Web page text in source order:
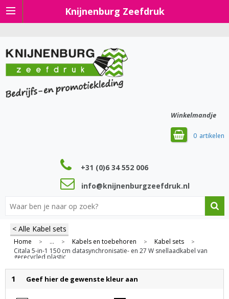
Knijnenburg Zeefdruk
Winkelmandje
0
+31 (0)6 34 552 006
info@knijnenburgzeefdruk.nl
< Alle Kabel sets
Home > ... > Kabels en toebehoren > Kabel sets >
Citala 5-in-1 150 cm datasynchronisatie- en 27 W snellaadkabel van
gerecycled plastic
1 Geef hier de gewenste kleur aan